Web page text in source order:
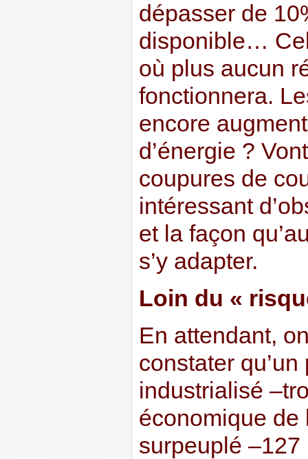
dépasser de
disponible…
où plus aucun
fonctionnera.
encore
d’énergie ?
coupures de
intéressant
et la façon
s’y adapter.
Loin du «
En attendant,
constater
industrialisé
économique de
surpeuplé –127